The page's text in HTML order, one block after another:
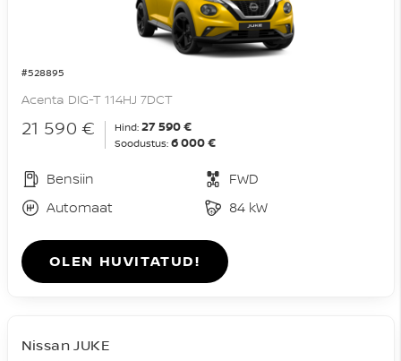
#528895
Acenta DIG-T 114HJ 7DCT
21 590 € Hind: 27 590 €
Soodustus: 6 000 €
Bensiin
FWD
Automaat
84 kW
OLEN HUVITATUD!
Nissan JUKE